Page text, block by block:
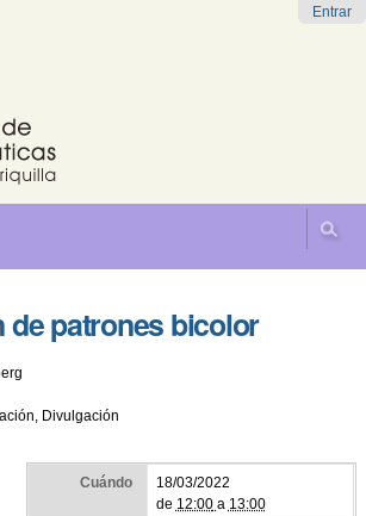
Entrar
de patrones bicolor
Divulgación
Cuándo
18/03/2022
de 12:00 a 13:00